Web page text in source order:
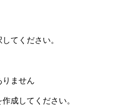
てください。
ません
成してください。